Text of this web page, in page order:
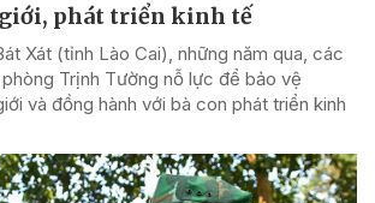
phát triển kinh tế
Xát (tỉnh Lào Cai), những năm qua, các
Trịnh Tường nỗ lực để bảo vệ
và đồng hành với bà con phát triển kinh